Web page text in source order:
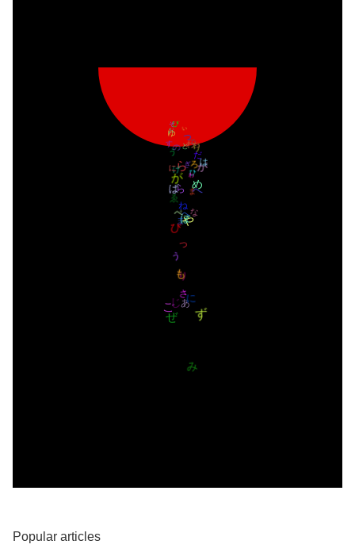
ゎ
が
ぅ
ま
り
り
ぴ
が
ゅ
ら
ぼ
ね
ば
ゑ
っ
ら ま
ろ
つ
へ
へ
だ
ひ
の
ぺ
う
は
と
ゎ
で
げ
に
ち
す
お
ぴ
ぃ
そ
ゆ
て
し
ぴ ぃ
あ
ゆ
り
Popular articles